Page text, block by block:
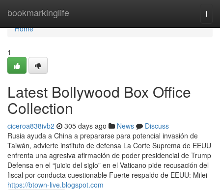
bookmarkinglife
Home
Home
1
Latest Bollywood Box Office
Collection
ciceroa838ivb2 305 days ago News
Discuss
Rusia ayuda a China a prepararse para potencial invasión de
Taiwán, advierte instituto de defensa La Corte Suprema de EEUU
enfrenta una agresiva afirmación de poder presidencial de Trump
Defensa en el “juicio del siglo” en el Vaticano pide recusación del
fiscal por conducta cuestionable Fuerte respaldo de EEUU: Milei
https://btown-live.blogspot.com